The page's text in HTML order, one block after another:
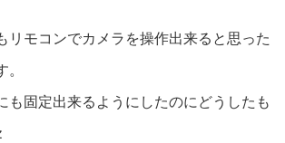
リモコンでカメラを操作出来ると思った
も固定出来るようにしたのにどうしたも